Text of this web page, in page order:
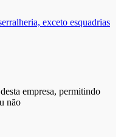
exceto esquadrias
empresa, permitindo
não